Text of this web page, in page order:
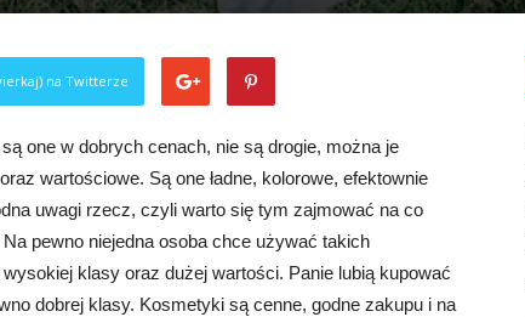
na Twitterze
one w dobrych cenach, nie są drogie, można je
wartościowe. Są one ładne, kolorowe, efektownie
uwagi rzecz, czyli warto się tym zajmować na co
pewno niejedna osoba chce używać takich
klasy oraz dużej wartości. Panie lubią kupować
dobrej klasy. Kosmetyki są cenne, godne zakupu i na